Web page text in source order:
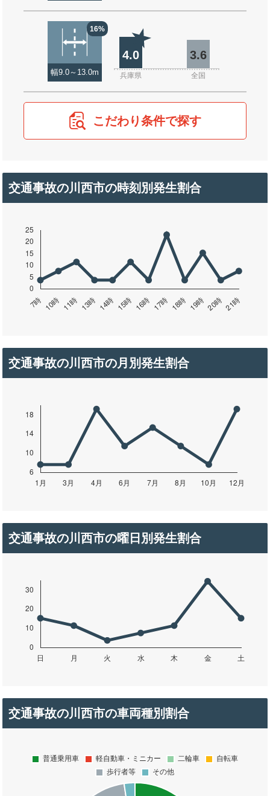
16%
幅9.0～13.0m
4.0 3.6
兵庫県 全国
こだわり条件で探す
交通事故の川西市の時刻別発生割合
交通事故の川西市の月別発生割合
交通事故の川西市の曜日別発生割合
交通事故の川西市の車両種別割合